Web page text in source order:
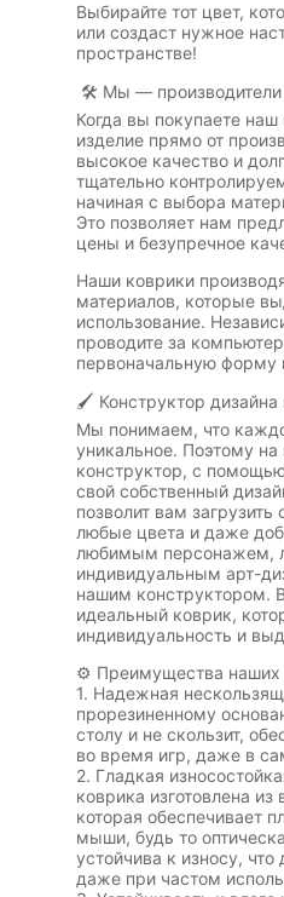
Выбирайте тот цвет,
или создаст нужное
пространстве!
🛠️ Мы — производители
Когда вы покупаете
изделие прямо от
высокое качество и
тщательно
начиная с выбора
Это позволяет нам
цены и безупречное
Наши коврики
материалов, которые
использование.
проводите за
первоначальную форму
🖌️ Конструктор дизайна
Мы понимаем, что
уникальное. Поэтому
конструктор, с
свой собственный
позволит вам
любые цвета и даже
любимым персонажем,
индивидуальным арт-
нашим конструктором.
идеальный коврик,
индивидуальность и
⚙️ Преимущества наших
1. Надежная
прорезиненному
столу и не скользит,
во время игр, даже в
2. Гладкая
коврика изготовлена
которая обеспечивает
мыши, будь то
устойчива к износу,
даже при частом
Символы
Профессии
Восточный
По